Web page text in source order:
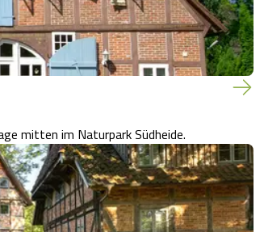
mitten im Naturpark Südheide.